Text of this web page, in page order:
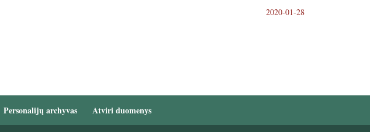
2020-01-28
Personalijų archyvas Atviri duomenys